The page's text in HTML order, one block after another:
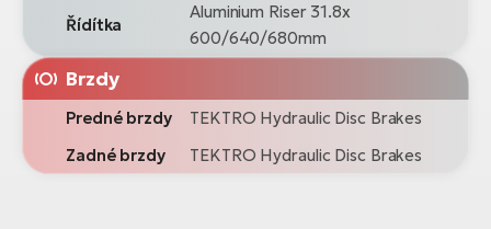
Řídítka
Aluminium Riser 31.8x
600/640/680mm
Brzdy
Predné brzdy
TEKTRO Hydraulic Disc Brakes
Zadné brzdy
TEKTRO Hydraulic Disc Brakes